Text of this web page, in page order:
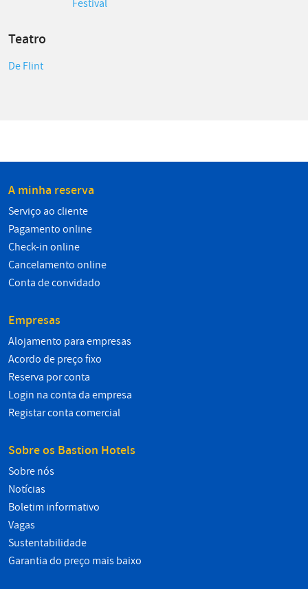
Festival
Teatro
De Flint
A minha reserva
Serviço ao cliente
Pagamento online
Check-in online
Cancelamento online
Conta de convidado
Empresas
Alojamento para empresas
Acordo de preço fixo
Reserva por conta
Login na conta da empresa
Registar conta comercial
Sobre os Bastion Hotels
Sobre nós
Notícias
Boletim informativo
Vagas
Sustentabilidade
Garantia do preço mais baixo